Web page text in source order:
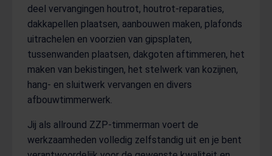
deel vervangingen houtrot, houtrot-reparaties,
dakkapellen plaatsen, aanbouwen maken, plafonds
uitrachelen en voorzien van gipsplaten,
tussenwanden plaatsen, dakgoten aftimmeren, het
maken van bekistingen, het stelwerk van kozijnen,
hang- en sluitwerk vervangen en divers
afbouwtimmerwerk.
Jij als allround ZZP-timmerman voert de
werkzaamheden volledig zelfstandig uit en je bent